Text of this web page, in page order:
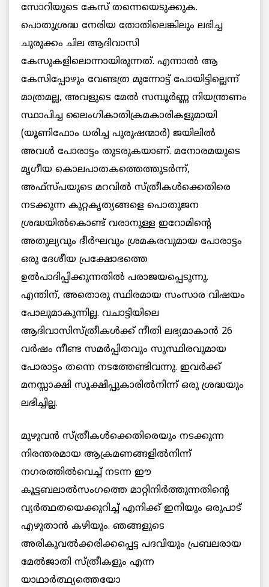
സോറിയുടെ കേസ് തന്നെയെടുക്കുക.
പൊതുശ്രദ്ധ നേരിയ തോതിലെങ്കിലും ലഭിച്ച
ചുരുക്കം ചില ആദിവാസി
കേസുകളിലൊന്നായിരുന്നത്. എന്നാല്‍ ആ
കേസിപ്പോഴും വേണ്ടത്ര മുന്നോട്ട് പോയിട്ടില്ലെന്ന്
മാത്രമല്ല, അവളുടെ മേല്‍ സമ്പൂര്‍ണ്ണ നിയന്ത്രണം
സ്ഥാപിച്ച ലൈംഗികാതിക്രമകാരികളുമായി
(യൂണിഫോം ധരിച്ച പുരുഷന്മാര്‍) ജയിലില്‍
അവള്‍ പോരാട്ടം തുടരുകയാണ്. മനോരമയുടെ
മൃഗീയ കൊലപാതകത്തെത്തുടര്‍ന്ന്,
അഫ്സ്പയുടെ മറവില്‍ സ്ത്രീകള്‍ക്കെതിരെ
നടക്കുന്ന കുറ്റകൃത്യങ്ങളെ പൊതുജന
ശ്രദ്ധയില്‍കൊണ്ട് വരാനുള്ള ഇറോമിന്റെ
അതുല്യവും ദീര്‍ഘവും ശ്രമകരവുമായ പോരാട്ടം
ഒരു ദേശീയ പ്രക്ഷോഭത്തെ
ഉല്‍പാദിപ്പിക്കുന്നതില്‍ പരാജയപ്പെടുന്നു.
എന്തിന്, അതൊരു സ്ഥിരമായ സംസാര വിഷയം
പോലുമാകുന്നില്ല. വചാട്ടിയിലെ
ആദിവാസിസ്ത്രീകള്‍ക്ക് നീതി ലഭ്യമാകാന്‍ 26
വര്‍ഷം നീണ്ട സമര്‍പ്പിതവും സുസ്ഥിരവുമായ
പോരാട്ടം തന്നെ നടത്തേണ്ടിവന്നു. ഇവര്‍ക്ക്
മനസ്സാക്ഷി സൂക്ഷിപ്പുകാരില്‍നിന്ന് ഒരു ശ്രദ്ധയും
ലഭിച്ചില്ല.
മുഴുവന്‍ സ്ത്രീകള്‍ക്കെതിരെയും നടക്കുന്ന
നിരന്തരമായ ആക്രമണങ്ങളില്‍നിന്ന്
നഗരത്തില്‍വെച്ച് നടന്ന ഈ
കൂട്ടബലാല്‍സംഗത്തെ മാറ്റിനിര്‍ത്തുന്നതിന്റെ
വ്യര്‍ത്ഥതയെക്കുറിച്ച് എനിക്ക് ഇനിയും ഒരുപാട്
എഴുതാന്‍ കഴിയും. ഞങ്ങളുടെ
അരികുവല്‍ക്കരിക്കപ്പെട്ട പദവിയും പ്രബലരായ
മേല്‍ജാതി സ്ത്രീകളും എന്ന
യാഥാര്‍ത്ഥ്യത്തെയോ